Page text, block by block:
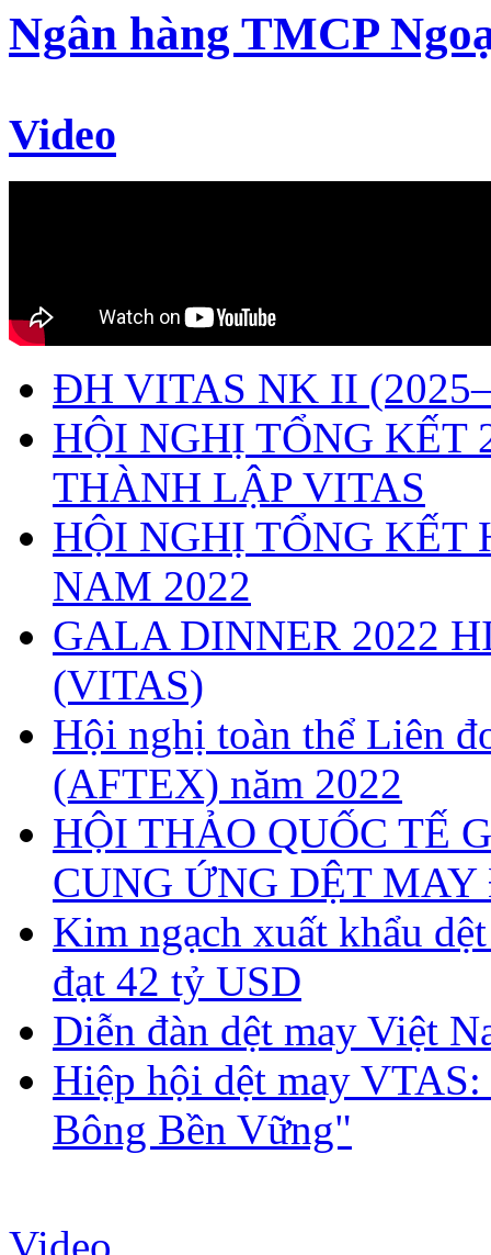
Ngân hàng TMCP
Video
ĐH VITAS NK II
HỘI NGHỊ TỔNG
THÀNH LẬP VITAS
HỘI NGHỊ TỔNG KẾT
NAM 2022
GALA DINNER 2022
(VITAS)
Hội nghị toàn thể Liên
(AFTEX) năm 2022
HỘI THẢO QUỐC TẾ
CUNG ỨNG DỆT
Kim ngạch xuất khẩu
đạt 42 tỷ USD
Diễn đàn dệt may Việt
Hiệp hội dệt may
Bông Bền Vững"
Video